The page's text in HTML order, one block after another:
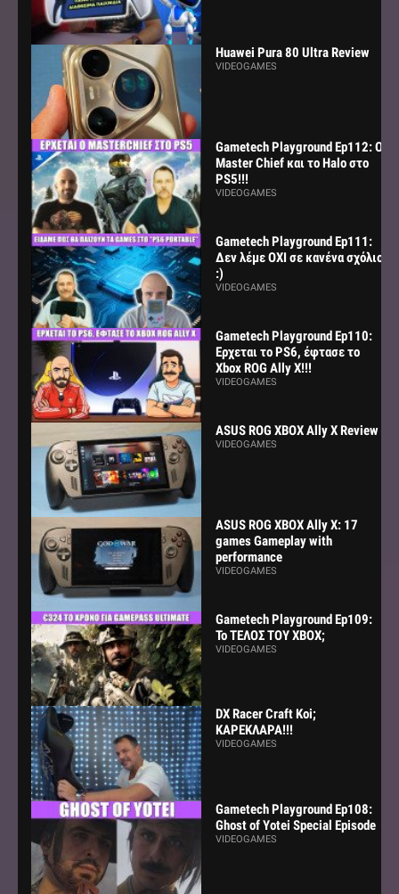
Huawei Pura 80 Ultra Review
VIDEOGAMES
Gametech Playground Ep112: Ο
Master Chief και το Halo στο
PS5!!!
VIDEOGAMES
Gametech Playground Ep111:
Δεν λέμε ΟΧΙ σε κανένα σχόλιο
:)
VIDEOGAMES
Gametech Playground Ep110:
Ερχεται το PS6, έφτασε το
Xbox ROG Ally X!!!
VIDEOGAMES
ASUS ROG XBOX Ally X Review
VIDEOGAMES
ASUS ROG XBOX Ally X: 17
games Gameplay with
performance
VIDEOGAMES
Gametech Playground Ep109:
Το ΤΕΛΟΣ ΤΟΥ ΧΒΟΧ;
VIDEOGAMES
DX Racer Craft Koi;
ΚΑΡΕΚΛΑΡΑ!!!
VIDEOGAMES
Gametech Playground Ep108:
Ghost of Yotei Special Episode
VIDEOGAMES